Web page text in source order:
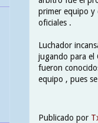
primer equipo y
oficiales .
Luchador
jugando para el
fueron
equipo , pues
Publicado por